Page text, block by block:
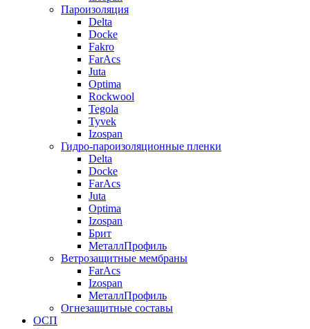
Пароизоляция
Delta
Docke
Fakro
FarAcs
Juta
Optima
Rockwool
Tegola
Tyvek
Izospan
Гидро-пароизоляционные пленки
Delta
Docke
FarAcs
Juta
Optima
Izospan
Брит
МеталлПрофиль
Ветрозащитные мембраны
FarAcs
Izospan
МеталлПрофиль
Огнезащитные составы
ОСП